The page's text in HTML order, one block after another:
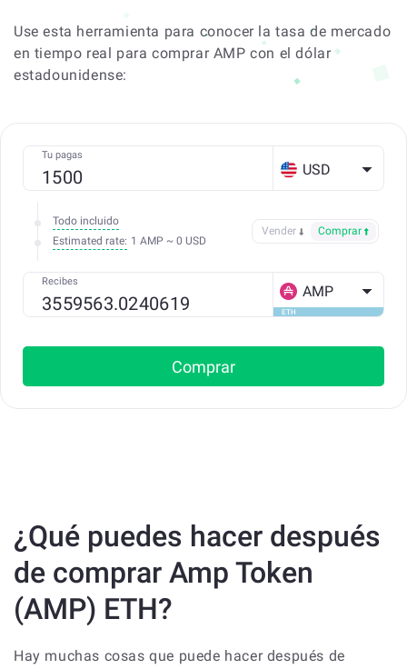
Use esta herramienta para conocer la tasa de mercado
en tiempo real para comprar AMP con el dólar
estadounidense:
Tu pagas
USD
Todo incluido
Estimated rate: 1 AMP ~ 0 USD
Vender Comprar
Recibes
ETH
AMP
Comprar
¿Qué puedes hacer después
de comprar Amp Token
(AMP) ETH?
Hay muchas cosas que puede hacer después de